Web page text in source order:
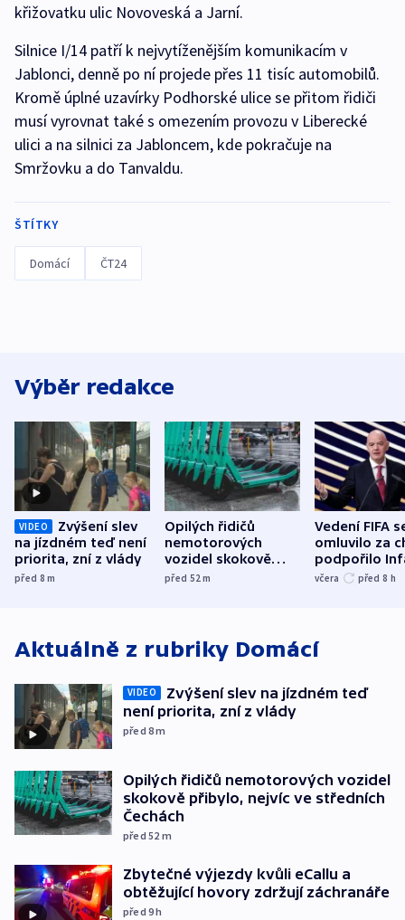
křižovatku ulic Novoveská a Jarní.
Silnice I/14 patří k nejvytíženějším komunikacím v
Jablonci, denně po ní projede přes 11 tisíc automobilů.
Kromě úplné uzavírky Podhorské ulice se přitom řidiči
musí vyrovnat také s omezením provozu v Liberecké
ulici a na silnici za Jabloncem, kde pokračuje na
Smržovku a do Tanvaldu.
ŠTÍTKY
Domácí ČT24
Výběr redakce
VIDEO
Zvýšení slev
na jízdném teď není
priorita, zní z vlády
před 8m
Opilých řidičů
nemotorových
vozidel skokově
přibylo, nejvíc ve
před 52m
Vedení FIFA
omluvilo za
podpořilo
UEFA trvá na
včera před 8 h
Aktuálně z rubriky Domácí
VIDEO
Zvýšení slev na jízdném teď
není priorita, zní z vlády
před 8m
Opilých řidičů nemotorových vozidel
skokově přibylo, nejvíc ve středních
Čechách
před 52 m
Zbytečné výjezdy kvůli eCallu a
obtěžující hovory zdržují záchranáře
před 9h